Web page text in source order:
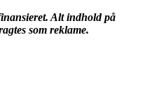
Alt indhold på
som reklame.